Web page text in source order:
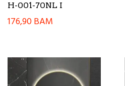
H-001-70NL I
176,90BAM